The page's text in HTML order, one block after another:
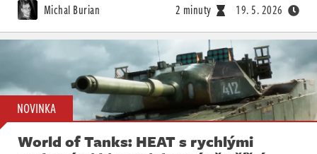
Michal Burian 2 minuty 19. 5. 2026
NOVINKA
World of Tanks: HEAT s rychlými